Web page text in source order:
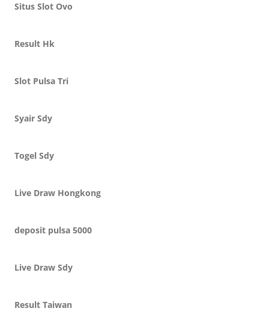
Situs Slot Ovo
Result Hk
Slot Pulsa Tri
Syair Sdy
Togel Sdy
Live Draw Hongkong
deposit pulsa 5000
Live Draw Sdy
Result Taiwan